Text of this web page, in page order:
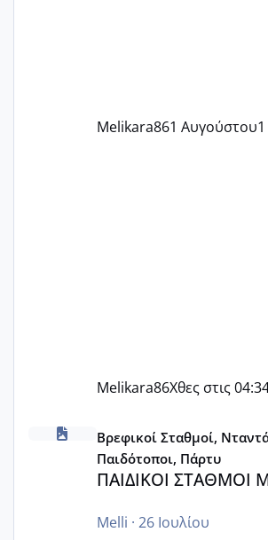
Melikara861 Αυγούστου
Melikara86Χθες στις
ΠΑΙΔΙΚΟΙ ΣΤΑΘΜΟΙ ΜΕ ΕΣΠΑ
Βρεφικοί Σταθμοί,
Παιδότοποι, Πάρτυ
ΠΑΙΔΙΚΟΙ ΣΤΑΘΜΟΙ
Melli · 26 Ιουλίου